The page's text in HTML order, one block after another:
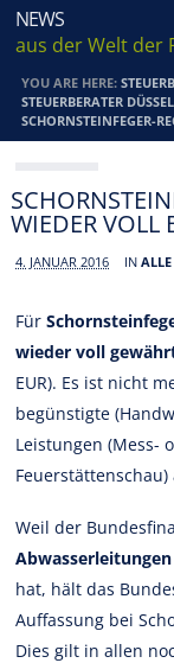
NEWS
aus der Welt der
YOU ARE HERE:
STEUERBERATER
SCHORNSTEINFEGER-
WIEDER VOLL
4. JANUAR 2016 INALLE
Für
wieder voll
EUR). Es ist nicht
begünstigte
Leistungen (Mess-
Weil der
Abwasserleitungen
hat, hält das
Auffassung bei
Dies gilt in allen